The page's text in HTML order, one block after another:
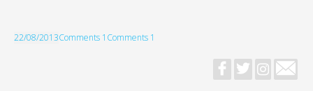
22/08/2013Comments 1 Comments 1